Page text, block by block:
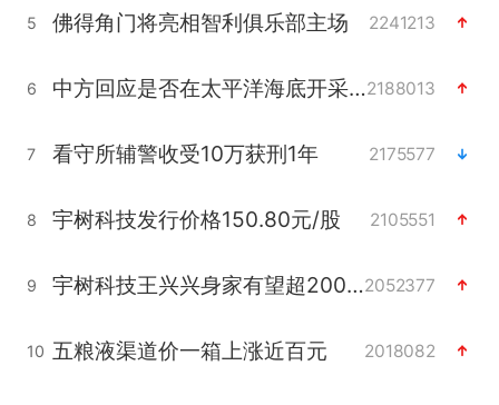
5 佛得角门将亮相智利俱乐部主场 2241213
6 中方回应是否在太平洋海底开采稀土2188013
7 看守所辅警收受10万获刑1年 2175577
8 宇树科技发行价格150.80元/股 2105551
9 宇树科技王兴兴身家有望超200亿元2052377
10 五粮液渠道价一箱上涨近百元 2018082